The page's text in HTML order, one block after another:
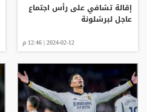
إقالة تشافي على رأس اجتماع
عاجل لبرشلونة
2024-02-12 | 12:46 م